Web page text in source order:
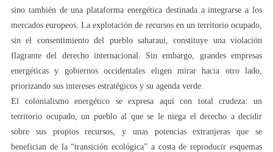
sino también de una plataforma energética destinada a integrarse a los
mercados europeos. La explotación de recursos en un territorio ocupado,
sin el consentimiento del pueblo saharaui, constituye una violación
flagrante del derecho internacional. Sin embargo, grandes empresas
energéticas y gobiernos occidentales eligen mirar hacia otro lado,
priorizando sus intereses estratégicos y su agenda verde.
El colonialismo energético se expresa aquí con total crudeza: un
territorio ocupado, un pueblo al que se le niega el derecho a decidir
sobre sus propios recursos, y unas potencias extranjeras que se
benefician de la “transición ecológica” a costa de reproducir esquemas